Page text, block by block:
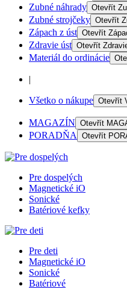
Zubné náhrady Otevřít
Zubné strojčeky Otevřít
Zápach z úst Otevřít
Zdravie úst Otevřít
Materiál do ordinácie
|
Všetko o nákupe Otevřít
MAGAZÍN Otevřít
PORADŇA Otevřít
Pre dospelých
Magnetické iO
Sonické
Batériové kefky
Pre deti
Magnetické iO
Sonické
Batériové